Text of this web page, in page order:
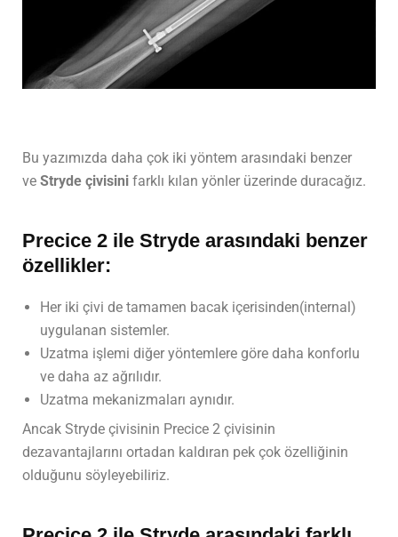
Bu yazımızda daha çok iki yöntem arasındaki benzer
ve Stryde çivisini farklı kılan yönler üzerinde duracağız.
Precice 2 ile Stryde arasındaki benzer
özellikler:
Her iki çivi de tamamen bacak içerisinden(internal)
uygulanan sistemler.
Uzatma işlemi diğer yöntemlere göre daha konforlu
ve daha az ağrılıdır.
Uzatma mekanizmaları aynıdır.
Ancak Stryde çivisinin Precice 2 çivisinin
dezavantajlarını ortadan kaldıran pek çok özelliğinin
olduğunu söyleyebiliriz.